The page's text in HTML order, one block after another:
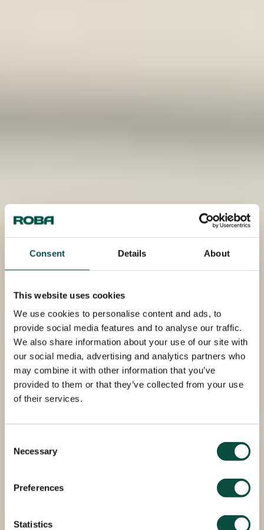
Consent Details About
This website uses cookies
We use cookies to personalise content and ads, to
provide social media features and to analyse our traffic.
We also share information about your use of our site with
our social media, advertising and analytics partners who
may combine it with other information that you’ve
provided to them or that they’ve collected from your use
of their services.
Selection
Necessary
Preferences
Statistics